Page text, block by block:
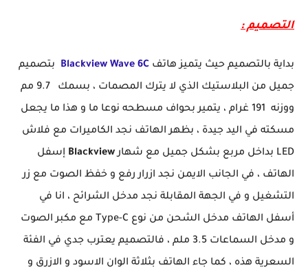
التصميم :
بداية بالتصميم حيث يتميز هاتف Blackview Wave 6C
بتصميم
جميل من البلاستيك الذي لا يترك المصمات ، بسمك 9.7 مم
ووزنه 191 غرام ، يتمير بحواف مسطحه نوعا ما و هذا ما يجعل
مسكته في اليد جيدة ، بظهر الهاتف نجد الكاميرات مع فلاش
LED بداخل مربع بشكل جميل مع شهار
Blackview إسفل
الهاتف ، في الجانب الايمن نجد ازرار رفع و خفظ الصوت مع زر
التشغيل و في الجهة المقابلة نجد مدخل الشرائح ، انا في
أسفل الهاتف مدخل الشحن من نوع Type-C مع مكبر الصوت
و مدخل السماعات 3.5 ملم ، فالتصميم يعترب جدي في الفئة
السعرية هذه ، كما جاء الهاتف بثلاثة الوان الاسود و الازرق و